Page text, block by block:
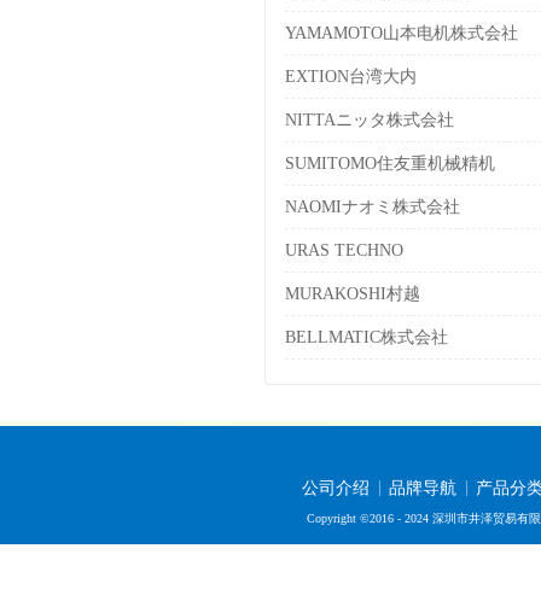
YAMAMOTO山本电机株式会社
EXTION台湾大内
NITTAニッタ株式会社
SUMITOMO住友重机械精机
NAOMIナオミ株式会社
URAS TECHNO
MURAKOSHI村越
BELLMATIC株式会社
公司介绍 品牌导航 产品分
Copyright ©2016 - 2024 深圳市井泽贸易有